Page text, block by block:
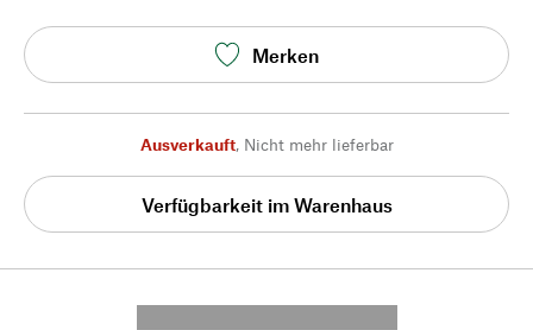
Merken
Ausverkauft, Nicht mehr lieferbar
Verfügbarkeit im Warenhaus